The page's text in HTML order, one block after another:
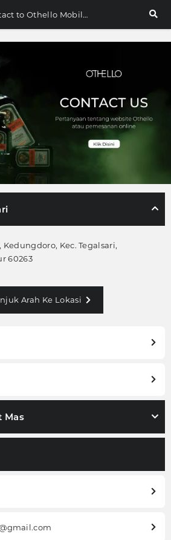
Contact to Othello Mobile
Kec. Tegalsari,
60263
Arah Ke Lokasi
Mas